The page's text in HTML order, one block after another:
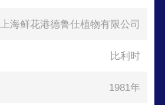
上海鲜花港德鲁仕植物有限公司
比利时
1981年